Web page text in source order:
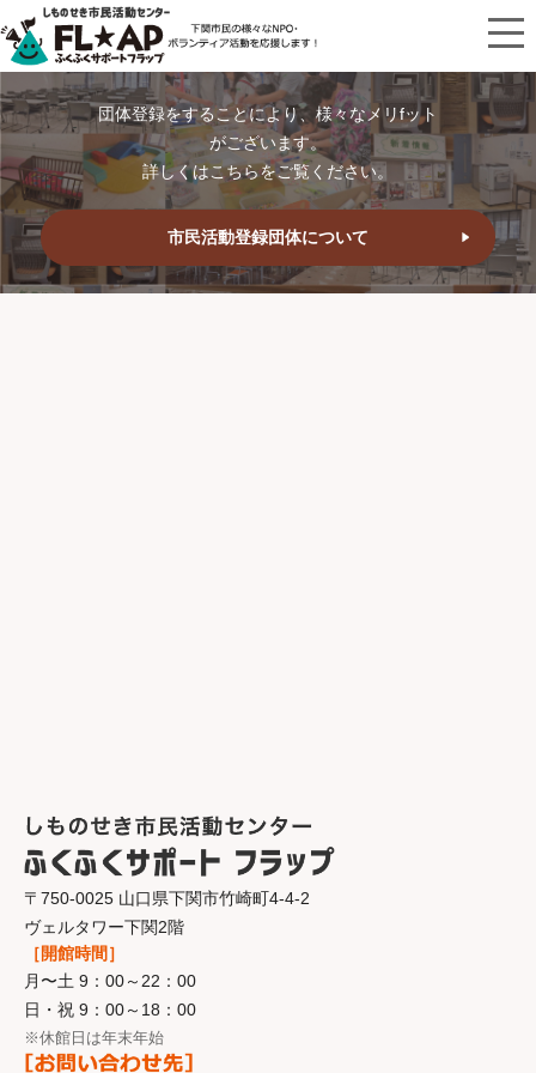
団体登録をすることにより、様々なメリfット
がございます。
詳しくはこちらをご覧ください。
市民活動登録団体について
〒750-0025 山口県下関市竹崎町4-4-2
ヴェルタワー下関2階
［開館時間］
月〜土 9：00～22：00
日・祝 9：00～18：00
※休館日は年末年始